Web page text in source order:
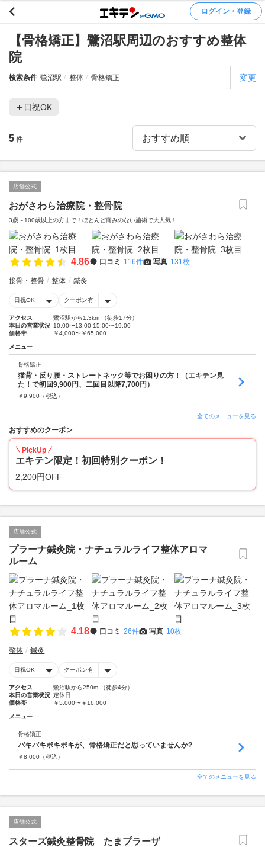
ログイン・登録
【骨格矯正】鷺沼駅周辺のおすすめ整体
院
検索条件 鷺沼駅 整体 骨格矯正 変更
日祝OK
5 件
店舗公式
おがさわら治療院・整骨院
3歳～100歳以上の方まで！ほとんど痛みのない施術で大人気！
4.86 口コミ 116件 写真 131枚
接骨・整骨 整体 鍼灸
日祝OK クーポン有
アクセス
鷺沼駅から1.3km （徒歩17分）
本日の営業状況 10:00〜13:00 15:00〜19:00
価格帯
￥4,000〜￥65,000
メニュー
骨格矯正
猫背・反り腰・ストレートネック等でお困りの方！（エキテン見
た！で初回9,900円、二回目以降7,700円）
￥9,900 （税込）
全てのメニューを見る
おすすめのクーポン
PickUp
エキテン限定！初回特別クーポン！
2,200円OFF
店舗公式
プラーナ鍼灸院・ナチュラルライフ整体アロマ
ルーム
4.18 口コミ 26件 写真 10枚
整体 鍼灸
日祝OK クーポン有
アクセス
鷺沼駅から250m （徒歩4分）
本日の営業状況 定休日
価格帯
￥5,000〜￥16,000
メニュー
骨格矯正
バキバキボキボキが、骨格矯正だと思っていませんか?
￥8,000 （税込）
全てのメニューを見る
店舗公式
スターズ鍼灸整骨院 たまプラーザ